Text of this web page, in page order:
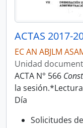
ACTAS 2017-
EC AN ABJLM
Unidad
ACTA N° 566
la
Día
Solicitudes